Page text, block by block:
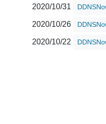
2020/10/31
2020/10/26
2020/10/22